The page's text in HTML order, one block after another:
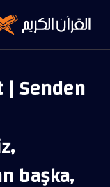
Senden
başka,